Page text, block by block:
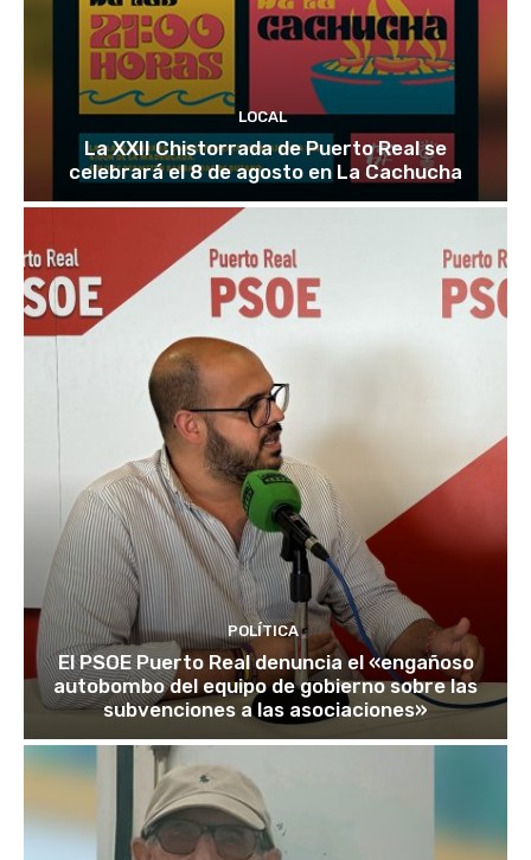
LOCAL
La XXII Chistorrada de Puerto Real se
celebrará el 8 de agosto en La Cachucha
POLÍTICA
El PSOE Puerto Real denuncia el «engañoso
autobombo del equipo de gobierno sobre las
subvenciones a las asociaciones»